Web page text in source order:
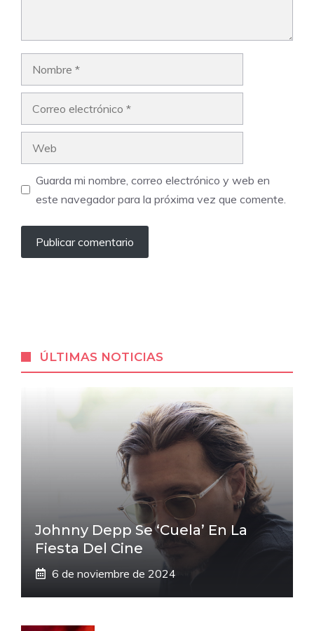
Guarda mi nombre, correo electrónico y web en
este navegador para la próxima vez que comente.
ÚLTIMAS NOTICIAS
Johnny Depp Se ‘cuela’ En La
Fiesta Del Cine
6 de noviembre de 2024